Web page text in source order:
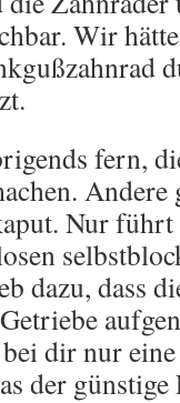
Wir
fern,
Andere
Nur führt
dazu, dass
dir nur
der günstige